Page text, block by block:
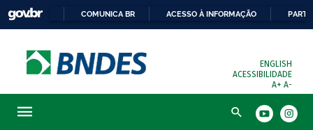
COMUNICA BR ACESSO À INFORMAÇÃO
ENGLISH
ACESSIBILIDADE
A+ A-
Busca